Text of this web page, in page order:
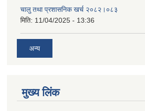
चालु तथा प्रशासनिक खर्च २०८२।०८३
मिति: 11/04/2025 - 13:36
अन्य
मुख्य लिंक